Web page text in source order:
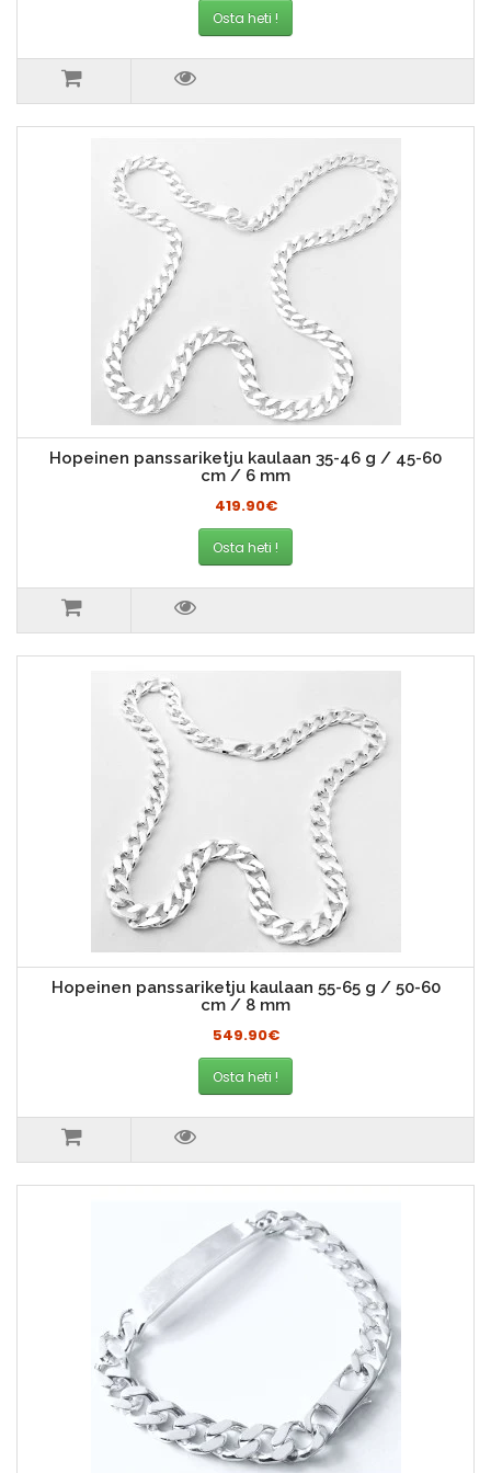
Osta heti !
Hopeinen panssariketju kaulaan 35-46 g / 45-60
cm / 6 mm
419.90€
Osta heti !
Hopeinen panssariketju kaulaan 55-65 g / 50-60
cm / 8 mm
549.90€
Osta heti !